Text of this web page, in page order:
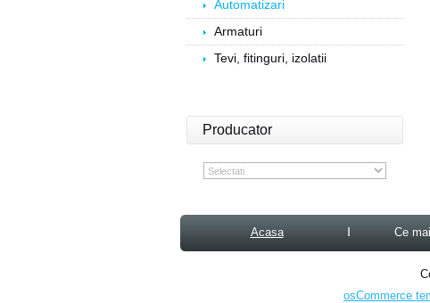
Automatizari
Armaturi
Tevi, fitinguri, izolatii
Producator
Acasa Ce
osCommerce